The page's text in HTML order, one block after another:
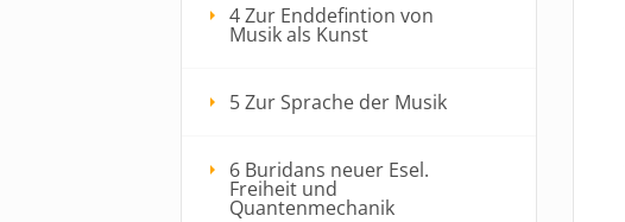
4 Zur Enddefintion von
Musik als Kunst
5 Zur Sprache der Musik
6 Buridans neuer Esel.
Freiheit und
Quantenmechanik